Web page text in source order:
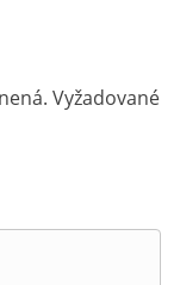
Vyžadované